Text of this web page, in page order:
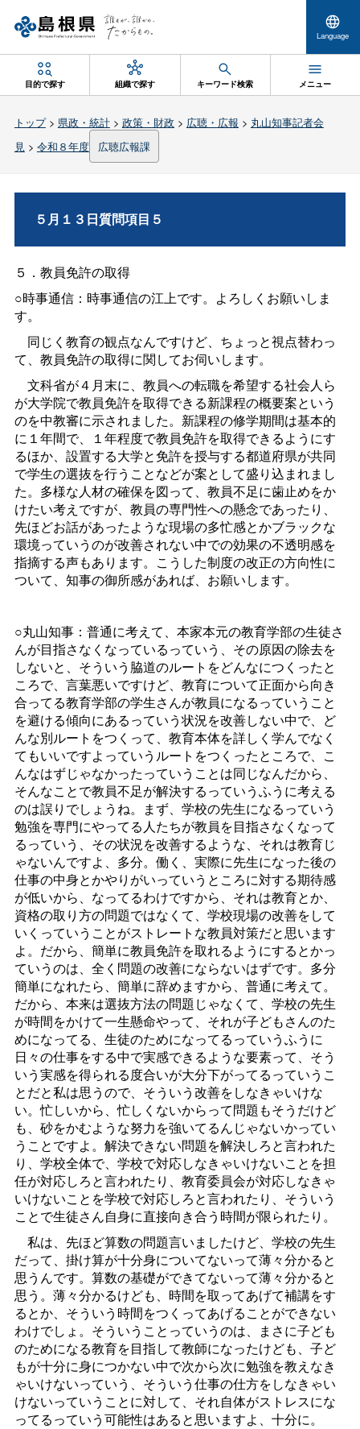
Language
目的で探す 組織で探す キーワード検索 メニュー
トップ> 県政・統計> 政策・財政 > 広聴・広報 > 丸山知事記者会
見> 令和８年度 広聴広報課
５月１３日質問項目５
５．教員免許の取得
○時事通信：時事通信の江上です。よろしくお願いしま
す。
同じく教育の観点なんですけど、ちょっと視点替わっ
て、教員免許の取得に関してお伺いします。
文科省が４月末に、教員への転職を希望する社会人ら
が大学院で教員免許を取得できる新課程の概要案という
のを中教審に示されました。新課程の修学期間は基本的
に１年間で、１年程度で教員免許を取得できるようにす
るほか、設置する大学と免許を授与する都道府県が共同
で学生の選抜を行うことなどが案として盛り込まれまし
た。多様な人材の確保を図って、教員不足に歯止めをか
けたい考えですが、教員の専門性への懸念であったり、
先ほどお話があったような現場の多忙感とかブラックな
環境っていうのが改善されない中での効果の不透明感を
指摘する声もあります。こうした制度の改正の方向性に
ついて、知事の御所感があれば、お願いします。
○丸山知事：普通に考えて、本家本元の教育学部の生徒さ
んが目指さなくなっているっていう、その原因の除去を
しないと、そういう脇道のルートをどんなにつくったと
ころで、言葉悪いですけど、教育について正面から向き
合ってる教育学部の学生さんが教員になるっていうこと
を避ける傾向にあるっていう状況を改善しない中で、ど
んな別ルートをつくって、教育本体を詳しく学んでなく
てもいいですよっていうルートをつくったところで、こ
んなはずじゃなかったっていうことは同じなんだから、
そんなことで教員不足が解決するっていうふうに考える
のは誤りでしょうね。まず、学校の先生になるっていう
勉強を専門にやってる人たちが教員を目指さなくなって
るっていう、その状況を改善するような、それは教育じ
ゃないんですよ、多分。働く、実際に先生になった後の
仕事の中身とかやりがいっていうところに対する期待感
が低いから、なってるわけですから、それは教育とか、
資格の取り方の問題ではなくて、学校現場の改善をして
いくっていうことがストレートな教員対策だと思います
よ。だから、簡単に教員免許を取れるようにするとかっ
ていうのは、全く問題の改善にならないはずです。多分
簡単になれたら、簡単に辞めますから、普通に考えて。
だから、本来は選抜方法の問題じゃなくて、学校の先生
が時間をかけて一生懸命やって、それが子どもさんのた
めになってる、生徒のためになってるっていうふうに
日々の仕事をする中で実感できるような要素って、そう
いう実感を得られる度合いが大分下がってるっていうこ
とだと私は思うので、そういう改善をしなきゃいけな
い。忙しいから、忙しくないからって問題もそうだけど
も、砂をかむような努力を強いてるんじゃないかってい
うことですよ。解決できない問題を解決しろと言われた
り、学校全体で、学校で対応しなきゃいけないことを担
任が対応しろと言われたり、教育委員会が対応しなきゃ
いけないことを学校で対応しろと言われたり、そういう
ことで生徒さん自身に直接向き合う時間が限られたり。
私は、先ほど算数の問題言いましたけど、学校の先生
だって、掛け算が十分身についてないって薄々分かると
思うんです。算数の基礎ができてないって薄々分かると
思う。薄々分かるけども、時間を取ってあげて補講をす
るとか、そういう時間をつくってあげることができない
わけでしょ。そういうことっていうのは、まさに子ども
のためになる教育を目指して教師になったけども、子ど
もが十分に身につかない中で次から次に勉強を教えなき
ゃいけないっていう、そういう仕事の仕方をしなきゃい
けないっていうことに対して、それ自体がストレスにな
ってるっていう可能性はあると思いますよ、十分に。